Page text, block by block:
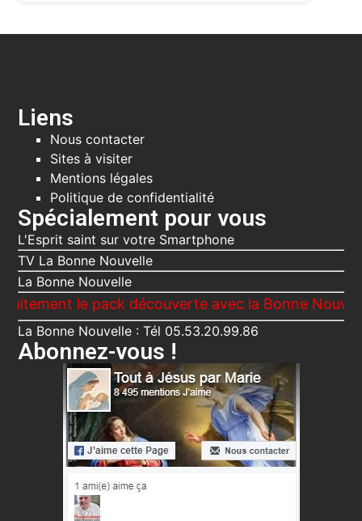
Liens
Nous contacter
Sites à visiter
Mentions légales
Politique de confidentialité
Spécialement pour vous
L'Esprit saint sur votre Smartphone
TV La Bonne Nouvelle
La Bonne Nouvelle
le pack découverte avec la Bonne Nouvelle, Le
La Bonne Nouvelle : Tél 05.53.20.99.86
Abonnez-vous !